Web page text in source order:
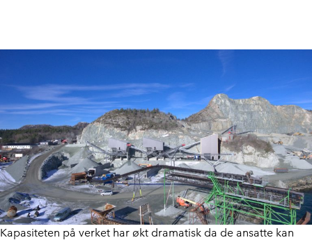
Kapasiteten på verket har økt dramatisk da de ansatte kan